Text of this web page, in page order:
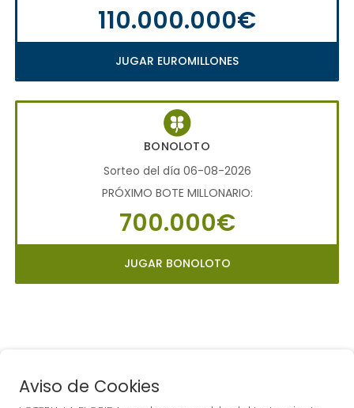
110.000.000€
JUGAR EUROMILLONES
BONOLOTO
Sorteo del día 06-08-2026
PRÓXIMO BOTE MILLONARIO:
700.000€
JUGAR BONOLOTO
Aviso de Cookies